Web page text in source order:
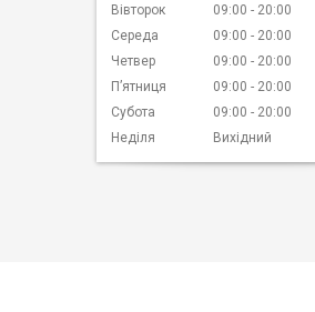
Вівторок
09:00
20:00
Середа
09:00
20:00
Четвер
09:00
20:00
Пʼятниця
09:00
20:00
Субота
09:00
20:00
Неділя
Вихідний